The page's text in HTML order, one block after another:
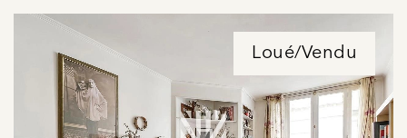
Loué/Vendu